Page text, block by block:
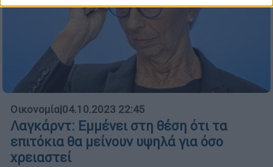
Οικονομία|04.10.2023 22:45
Λαγκάρντ: Εμμένει στη θέση ότι τα
επιτόκια θα μείνουν υψηλά για όσο
χρειαστεί